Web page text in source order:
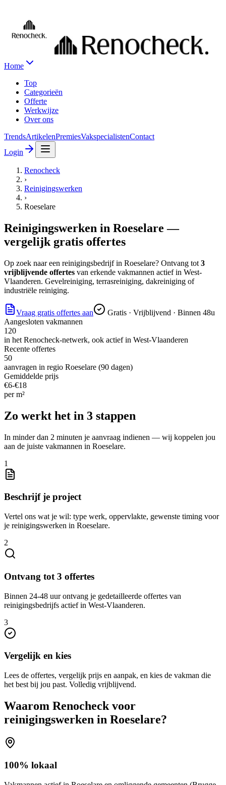
Home
Top
Categorieën
Offerte
Werkwijze
Over ons
TrendsArtikelenPremiesVakspecialistenContact
Login
Renocheck
›
Reinigingswerken
›
Roeselare
Reinigingswerken in Roeselare —
vergelijk gratis offertes
Op zoek naareen reinigingsbedrijfin Roeselare? Ontvang tot 3
vrijblijvende offertes van erkende vakmannen actief in West-
Vlaanderen. Gevelreiniging, terrasreiniging, dakreiniging of
industriële reiniging.
Vraag gratis offertes aan
Gratis · Vrijblijvend · Binnen 48u
Aangesloten vakmannen
120
in het Renocheck-netwerk, ook actief in West-Vlaanderen
Recente offertes
50
aanvragen in regio Roeselare (90 dagen)
Gemiddelde prijs
€6-€18
perm²
Zo werkt het in 3 stappen
In minder dan 2 minuten je aanvraag indienen — wij koppelen jou
aan de juiste vakmannen in Roeselare.
1
Beschrijf je project
Vertel ons wat je wil: type werk, oppervlakte, gewenste timing voor
je reinigingswerken in Roeselare.
2
Ontvang tot 3 offertes
Binnen 24-48 uur ontvang je gedetailleerde offertes van
reinigingsbedrijfs actief in West-Vlaanderen.
3
Vergelijk en kies
Lees de offertes, vergelijk prijs en aanpak, en kies de vakman die
het best bij jou past. Volledig vrijblijvend.
Waarom Renocheck voor
reinigingswerken in Roeselare?
100% lokaal